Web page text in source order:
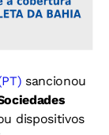
sancionou
dispositivos